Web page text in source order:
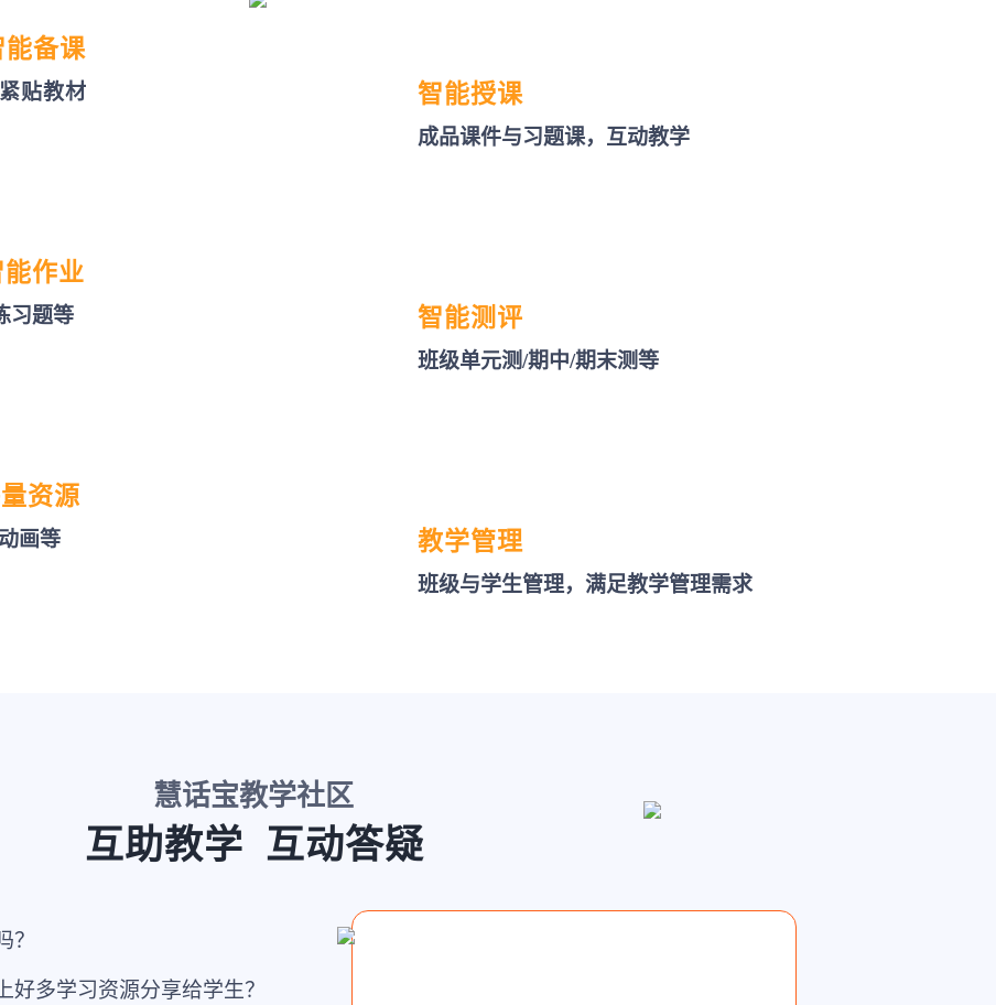
能备课
贴教材
能作业
习题等
资源
画等
智能授课
成品课件与习题课，互动教学
智能测评
班级单元测/期中/期末测等
教学管理
班级与学生管理，满足教学管理需求
慧话宝教学社区
互助教学 互动答疑
？
多学习资源分享给学生？